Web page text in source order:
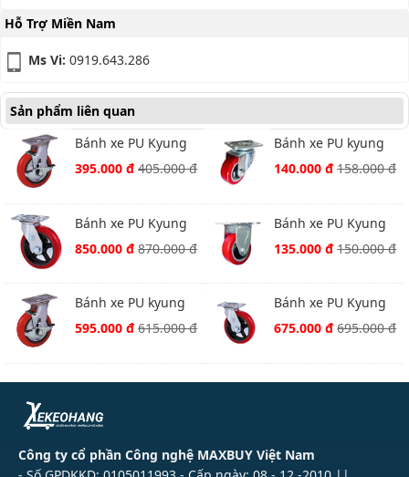
Hỗ Trợ Miền Nam
Ms Vi: 0919.643.286
Sản phẩm liên quan
Bánh xe PU Kyung
chang 4040S-
395.000 đ405.000 đ
Bánh xe PU kyung
chang 2030S-A1PVC
140.000 đ158.000 đ
Bánh xe PU Kyung
chang 4210S-A1PC
850.000 đ870.000 đ
Bánh xe PU Kyung
chang 2040R-A1PVC
135.000 đ150.000 đ
Bánh xe PU kyung
chang 4080S-A1-TB
595.000 đ615.000 đ
Bánh xe PU Kyung
chang 4280S-A1PC
675.000 đ695.000 đ
Công ty cổ phần Công nghệ MAXBUY Việt Nam